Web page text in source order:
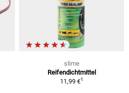
slime
Reifendichtmittel
11,99 €1